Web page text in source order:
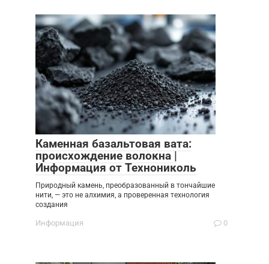
Каменная базальтовая вата:
происхождение волокна |
Информация от Технониколь
Природный камень, преобразованный в тончайшие
нити, — это не алхимия, а проверенная технология
создания
Информация 0